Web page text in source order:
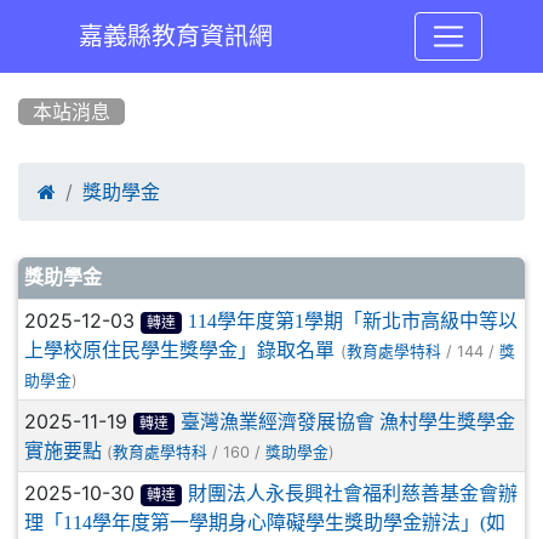
嘉義縣教育資訊網
本站消息
 獎助學金
文章列表
獎助學金
2025-12-03 轉達
114學年度第1學期「新北市高級中等以
上學校原住民學生獎學金」錄取名單 (教育處學特科 / 144 / 獎
助學金)
2025-11-19 轉達
臺灣漁業經濟發展協會 漁村學生獎學金
實施要點 (教育處學特科 / 160 / 獎助學金)
2025-10-30 轉達
財團法人永長興社會福利慈善基金會辦
理「114學年度第一學期身心障礙學生獎助學金辦法」(如